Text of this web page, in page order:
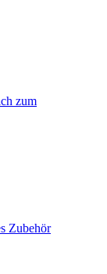
zum
Zubehör